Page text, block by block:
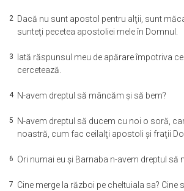
2 Dacă nu sunt apostol pentru alţii, sunt
sunteţi pecetea apostoliei mele în Domnul.
3
Iată răspunsul meu de apărare împotriva
cercetează.
4 N-avem dreptul să mâncăm şi să bem?
5
N-avem dreptul să ducem cu noi o soră,
noastră, cum fac ceilalţi apostoli şi fraţii
6 Ori numai eu şi Barnaba n-avem dreptul să
7 Cine merge la război pe cheltuiala sa? Cine